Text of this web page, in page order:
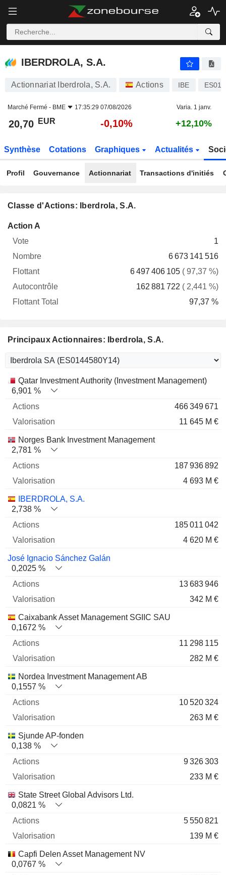
IBERDROLA, S.A.
IBERDROLA, S.A.
Actionnariat Iberdrola, S.A. Actions IBE
Marché Fermé - BME 17:35:29 07/08/2026 Varia. 1 janv.
20,70 EUR -0,10% +12,10%
Synthèse Cotations Graphiques Actualités
Profil Gouvernance Actionnariat Transactions d'initiés
Classe d'Actions: Iberdrola, S.A.
Action A
1
6 673 141 516
6 497 406 105 ( 97,37 %)
162 881 722 ( 2,441 %)
97,37 %
Principaux Actionnaires: Iberdrola, S.A.
Nom Actions % Valorisation
Qatar Investment Authority (Investment Management)
6,901 %
466 349 671
11 645 M €
Norges Bank Investment Management
2,781 %
187 936 892
4 693 M €
IBERDROLA, S.A.
2,738 %
185 011 042
4 620 M €
José Ignacio Sánchez Galán
0,2025 %
13 683 946
342 M €
Caixabank Asset Management SGIIC SAU
0,1672 %
11 298 115
282 M €
Nordea Investment Management AB
0,1557 %
10 520 324
263 M €
Sjunde AP-fonden
0,138 %
9 326 303
233 M €
State Street Global Advisors Ltd.
0,0821 %
5 550 821
139 M €
Capfi Delen Asset Management NV
0,0767 %